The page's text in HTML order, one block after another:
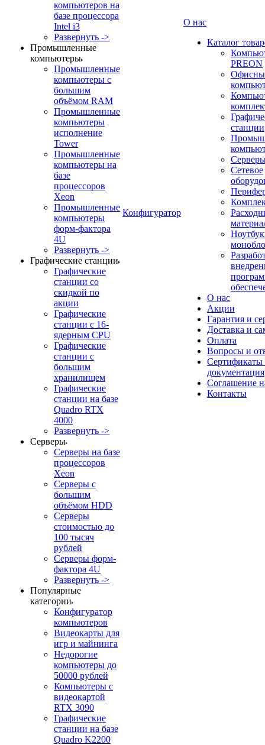
компьютеров на
базе процессора
Intel i3
Развернуть ->
Промышленные
компьютеры
Промышленные
компьютеры с
большим
объёмом RAM
Промышленные
компьютеры
исполнение
Tower
Промышленные
компьютеры на
базе
процессоров
Xeon
Промышленные
компьютеры
форм-фактора
4U
Развернуть ->
Графические станции
Графические
станции со
скидкой по
акции
Графические
станции с 16-
ядерным CPU
Графические
станции с
большим
хранилищем
Графические
станции на базе
Quadro RTX
4000
Развернуть ->
Серверы
Серверы на базе
процессоров
Xeon
Серверы с
большим
объёмом HDD
Серверы
стоимостью до
100 тысяч
рублей
Серверы форм-
фактора 4U
Развернуть ->
Популярные
категории
Конфигуратор
компьютеров
Видеокарты для
игр и майнинга
Недорогие
компьютеры до
50000 рублей
Компьютеры с
видеокартой
RTX 3090
Графические
станции на базе
Quadro K2200
Конфигуратор
О нас
Каталог
PREON
станции
Сетевое
О нас
Акции
Гарантия и
Доставка и
Оплата
Вопросы и
Сертификаты
документация
Соглашение
Контакты